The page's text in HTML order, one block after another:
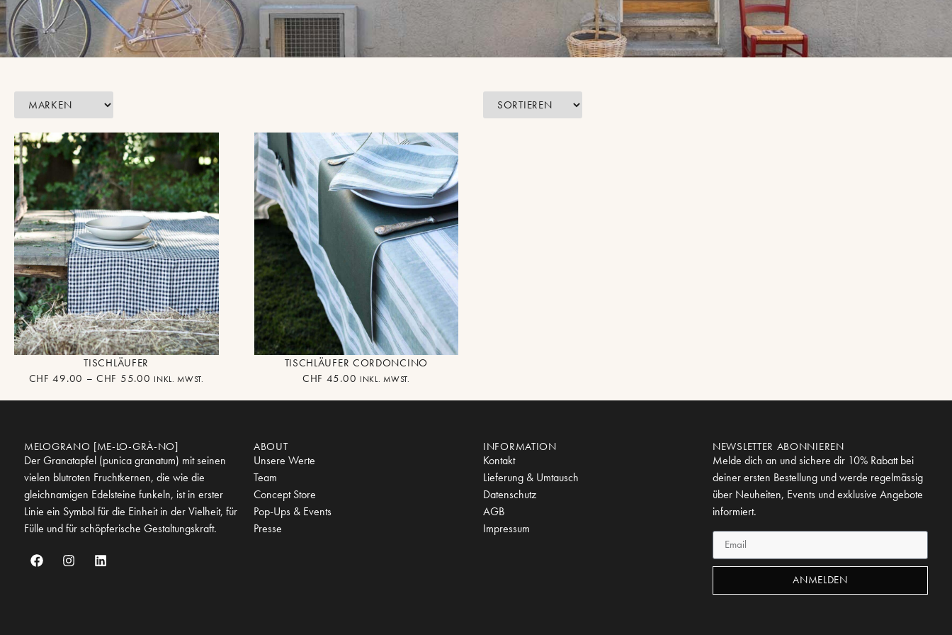
TISCHLÄUFER
CHF 49.00 – CHF 55.00 INKL. MWST.
TISCHLÄUFER CORDONCINO
CHF 45.00 INKL. MWST.
MELOGRANO [ME-LO-GRÀ-NO]
Der Granatapfel (punica granatum) mit seinen
vielen blutroten Fruchtkernen, die wie die
gleichnamigen Edelsteine funkeln, ist in erster
Linie ein Symbol für die Einheit in der Vielheit, für
Fülle und für schöpferische Gestaltungskraft.
ABOUT
Unsere Werte
Team
Concept Store
Pop-Ups & Events
Presse
INFORMATION
Kontakt
Lieferung & Umtausch
Datenschutz
AGB
Impressum
NEWSLETTER ABONNIEREN
Melde dich an und sichere dir 10% Rabatt bei
deiner ersten Bestellung und werde regelmässig
über Neuheiten, Events und exklusive Angebote
informiert.
ANMELDEN